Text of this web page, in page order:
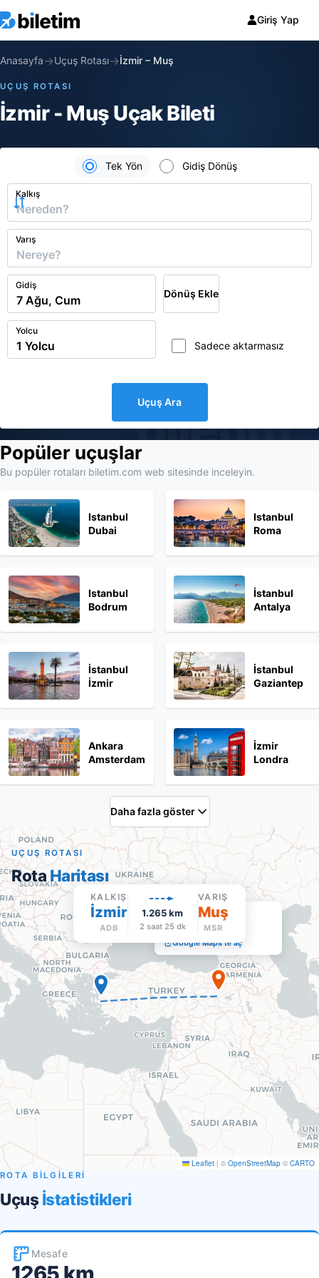
Giriş Yap
biletim
Anasayfa→Uçuş Rotası→İzmir – Muş
UÇUŞ ROTASI
İzmir - Muş Uçak Bileti
Tek Yön Gidiş Dönüş
Kalkış
Varış
Gidiş
Dönüş Ekle
Yolcu
Sadece aktarmasız
Uçuş Ara
Popüler uçuşlar
Bu popüler rotaları biletim.com web sitesinde inceleyin.
Istanbul
Dubai
Istanbul
Roma
Istanbul
Bodrum
İstanbul
Antalya
İstanbul
İzmir
İstanbul
Gaziantep
Ankara
Amsterdam
İzmir
Londra
Daha fazla göster
Muş
MSR·
Varış
Google Maps'te aç
Leaflet | © OpenStreetMap © CARTO
UÇUŞ ROTASI
Rota Haritası
KALKIŞ
İzmir
ADB
1.265km
2 saat 25 dk
VARIŞ
Muş
MSR
ROTA BİLGİLERİ
Uçuş İstatistikleri
Mesafe